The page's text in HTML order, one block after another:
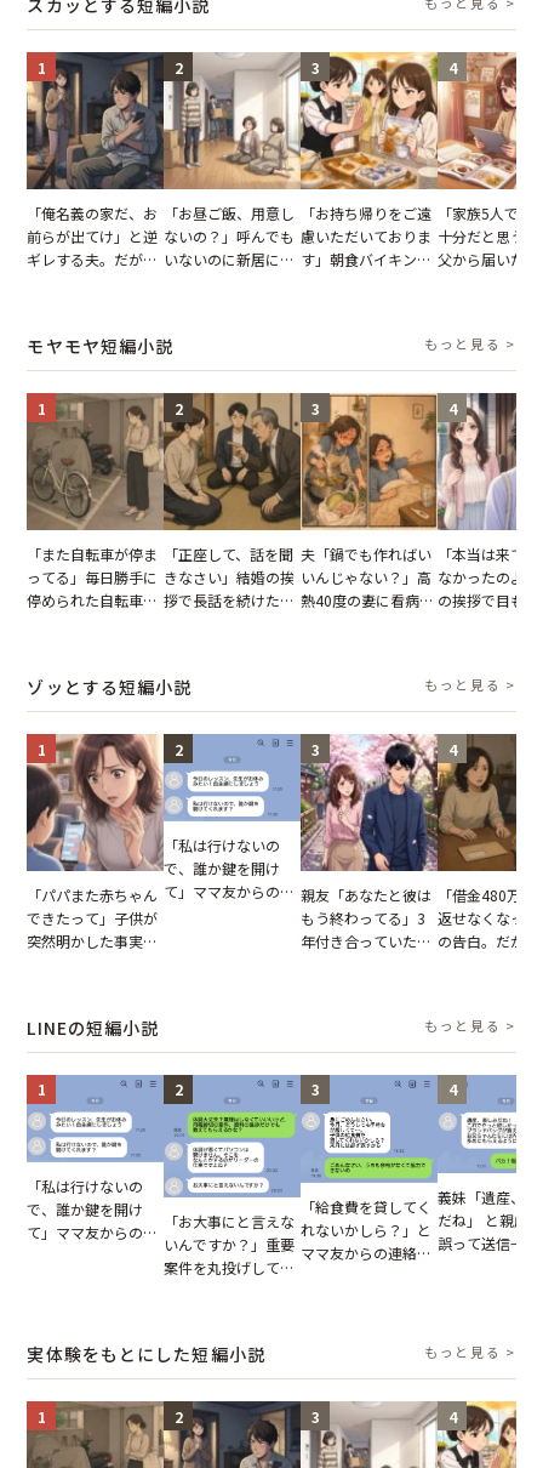
が一変
スカッとする短編小説
1
「俺名義の家だ、お
前らが出てけ」と逆
ギレする夫。だが、
2
「お昼ご飯、用意し
ないの？」呼んでも
いないのに新居にあ
3
「お持ち帰りをご遠
慮いただいておりま
す」朝食バイキング
4
「家族5人で3
十分だと思う
父から届いたご
モヤモヤ短編小説 もっと見る >
1
「また自転車が停ま
ってる」毎日勝手に
停められた自転車。
2
「正座して、話を聞
きなさい」結婚の挨
拶で長話を続けた義
3
夫「鍋でも作ればい
いんじゃない？」高
熱40度の妻に看病な
4
「本当は来て
なかったのよ
の挨拶で目も
ゾッとする短編小説 もっと見る >
1
「パパまた赤ちゃん
できたって」子供が
突然明かした事実。
2
「私は行けないの
で、誰か鍵を開け
て」ママ友からの
3
親友「あなたと彼は
もう終わってる」3
年付き合っていた彼
4
「借金480万、
返せなくなっ
の告白。だが
LINEの短編小説 もっと見る >
1
「私は行けないの
で、誰か鍵を開け
て」ママ友からの
2
「お大事にと言えな
いんですか？」重要
案件を丸投げして休
3
「給食費を貸してく
れないかしら？」と
ママ友からの連絡。
4
義妹「遺産、
だね」 と親戚
誤って送信→夫
実体験をもとにした短編小説 もっと見る >
1 2 3 4